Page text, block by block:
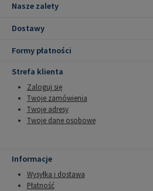
Nasze zalety
Dostawy
Formy płatności
Strefa klienta
Zaloguj się
Twoje zamówienia
Twoje adresy
Twoje dane osobowe
Informacje
Wysyłka i dostawa
Płatność